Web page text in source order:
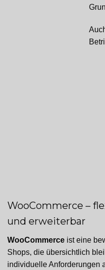
WooCommerce –
und erweiterbar
WooCommerce ist eine
Shops, die übersichtlich
individuelle Anforderungen